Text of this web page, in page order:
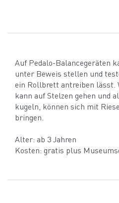
Auf Pedalo-Balancegeräten
unter Beweis stellen und
ein Rollbrett antreiben lässt.
kann auf Stelzen gehen und
kugeln, können sich mit
bringen.
Alter: ab 3 Jahren
Kosten: gratis plus